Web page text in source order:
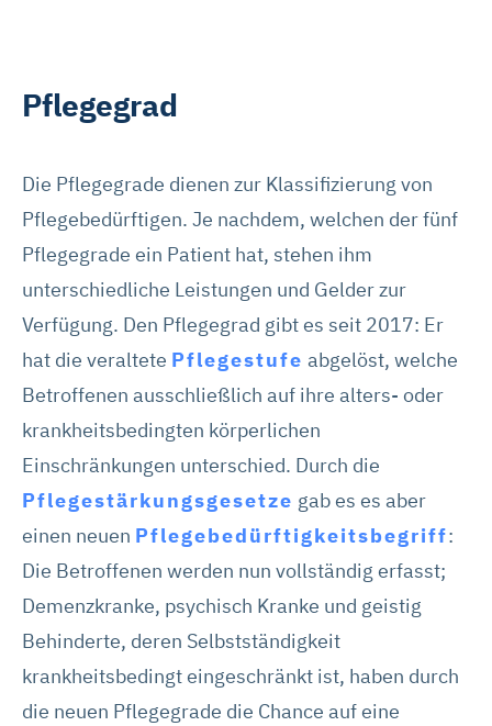
Pflegegrad
Die Pflegegrade dienen zur Klassifizierung von
Pflegebedürftigen. Je nachdem, welchen der fünf
Pflegegrade ein Patient hat, stehen ihm
unterschiedliche Leistungen und Gelder zur
Verfügung. Den Pflegegrad gibt es seit 2017: Er
hat die veraltete Pflegestufe abgelöst, welche
Betroffenen ausschließlich auf ihre alters- oder
krankheitsbedingten körperlichen
Einschränkungen unterschied. Durch die
Pflegestärkungsgesetze gab es es aber
einen neuen Pflegebedürftigkeitsbegriff:
Die Betroffenen werden nun vollständig erfasst;
Demenzkranke, psychisch Kranke und geistig
Behinderte, deren Selbstständigkeit
krankheitsbedingt eingeschränkt ist, haben durch
die neuen Pflegegrade die Chance auf eine